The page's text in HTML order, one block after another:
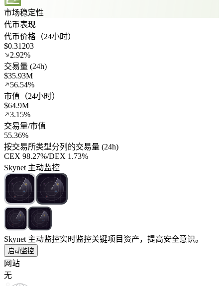
市场稳定性
代币表现
代币价格（24小时）
$0.31203
2.92%
交易量 (24h)
$35.93M
56.54%
市值（24小时）
$64.9M
3.15%
交易量/市值
55.36%
按交易所类型分列的交易量 (24h)
CEX 98.27%/DEX 1.73%
Skynet 主动监控
Skynet 主动监控实时监控关键项目资产，提高安全意识。
启动监控
网站
无